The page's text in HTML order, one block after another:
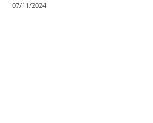
07/11/2024